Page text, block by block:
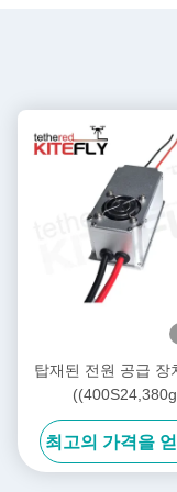
탑재된 전원 공급 장